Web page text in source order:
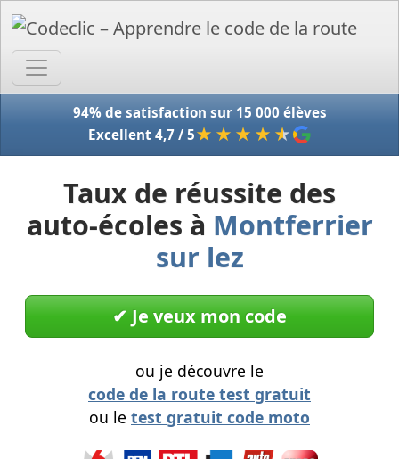
94% de satisfaction sur 15 000 élèves
Excellent 4,7 / 5★★★★ ★
Taux de réussite des
auto-écoles à Montferrier
sur lez
✔︎ Je veux mon code
ou je découvre le
code de la route test gratuit
ou le test gratuit code moto